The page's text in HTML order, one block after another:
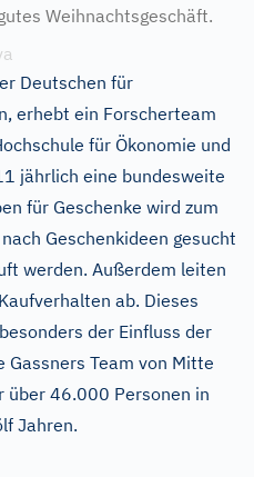
Weihnachtsgeschäft.
Deutschen für
erhebt ein Forscherteam
für Ökonomie und
jährlich eine bundesweite
für Geschenke wird zum
Geschenkideen gesucht
werden. Außerdem leiten
ab. Dieses
der Einfluss der
Gassners Team von Mitte
über 46.000 Personen in
Jahren.